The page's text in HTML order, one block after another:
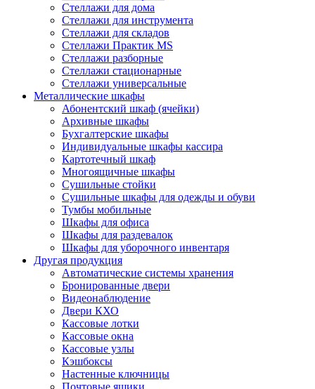
Стеллажи для дома
Стеллажи для инструмента
Стеллажи для складов
Стеллажи Практик MS
Стеллажи разборные
Стеллажи стационарные
Стеллажи универсальные
Металлические шкафы
Абонентский шкаф (ячейки)
Архивные шкафы
Бухгалтерские шкафы
Индивидуальные шкафы кассира
Картотечный шкаф
Многоящичные шкафы
Сушильные стойки
Сушильные шкафы для одежды и обуви
Тумбы мобильные
Шкафы для офиса
Шкафы для раздевалок
Шкафы для уборочного инвентаря
Другая продукция
Автоматические системы хранения
Бронированные двери
Видеонаблюдение
Двери КХО
Кассовые лотки
Кассовые окна
Кассовые узлы
Кэшбоксы
Настенные ключницы
Почтовые ящики